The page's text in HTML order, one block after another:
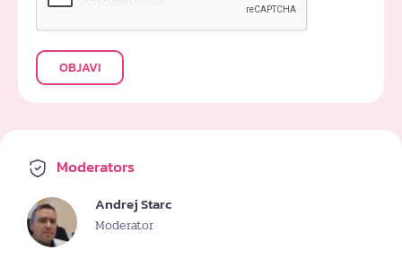
OBJAVI
Moderators
Andrej Starc
Moderator